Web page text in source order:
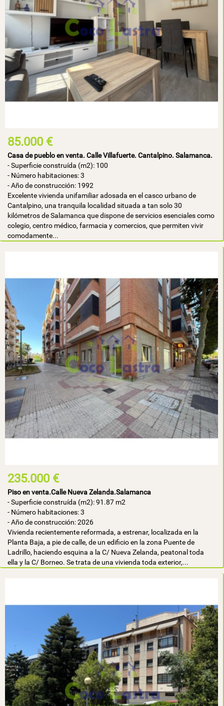
85.000 €
Casa de pueblo en venta. Calle Villafuerte. Cantalpino. Salamanca.
- Superficie construída (m2): 100
- Número habitaciones: 3
- Año de construcción: 1992
Excelente vivienda unifamiliar adosada en el casco urbano de
Cantalpino, una tranquila localidad situada a tan solo 30
kilómetros de Salamanca que dispone de servicios esenciales como
colegio, centro médico, farmacia y comercios, que permiten vivir
comodamente...
235.000 €
Piso en venta.Calle Nueva Zelanda.Salamanca
- Superficie construída (m2): 91.87 m2
- Número habitaciones: 3
- Año de construcción: 2026
Vivienda recientemente reformada, a estrenar, localizada en la
Planta Baja, a pie de calle, de un edificio en la zona Puente de
Ladrillo, haciendo esquina a la C/ Nueva Zelanda, peatonal toda
ella y la C/ Borneo. Se trata de una vivienda toda exterior,...